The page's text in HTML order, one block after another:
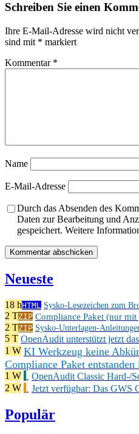
Schreiben Sie einen
Ihre E-Mail-Adresse wird nicht
sind mit * markiert
Kommentar *
Name
E-Mail-Adresse
Durch das Absenden des
Daten zur Bearbeitung und
gespeichert. Weitere
Neueste
18 hHTML Sysko-Lesezeichen zum
2 TZIP Compliance Paket (nur
2 TZIP Sysko-Unterlagen-
5 T OpenAudit unterstützt jetzt
1 W KI Werkzeug keine
Compliance Paket entstanden
1 W
OpenAudit Classic Hard-/
2 W
Jetzt verfügbar: Das GWS
Populär